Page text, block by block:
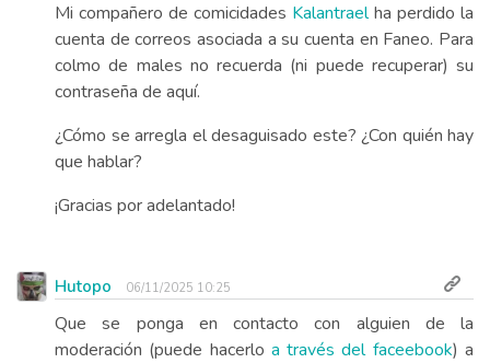
Mi compañero de comicidades Kalantraelha perdido la
cuenta de correos asociada a su cuenta en Faneo. Para
colmo de males no recuerda (ni puede recuperar) su
contraseña de aquí.
¿Cómo se arregla el desaguisado este? ¿Con quién hay
que hablar?
¡Gracias por adelantado!
Hutopo 06/11/2025 10:25
Que se ponga en contacto con alguien de la
moderación (puede hacerlo a través del faceebook) a